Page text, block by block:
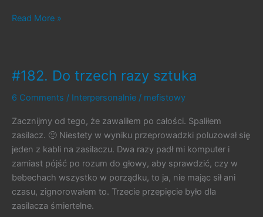
#197.
Read More »
#182. Do trzech razy sztuka
6 Comments / Interpersonalnie / mefistowy
Zacznijmy od tego, że zawaliłem po całości. Spaliłem
zasilacz. 🙁 Niestety w wyniku przeprowadzki poluzował się
jeden z kabli na zasilaczu. Dwa razy padł mi komputer i
zamiast pójść po rozum do głowy, aby sprawdzić, czy w
bebechach wszystko w porządku, to ja, nie mając sił ani
czasu, zignorowałem to. Trzecie przepięcie było dla
zasilacza śmiertelne.